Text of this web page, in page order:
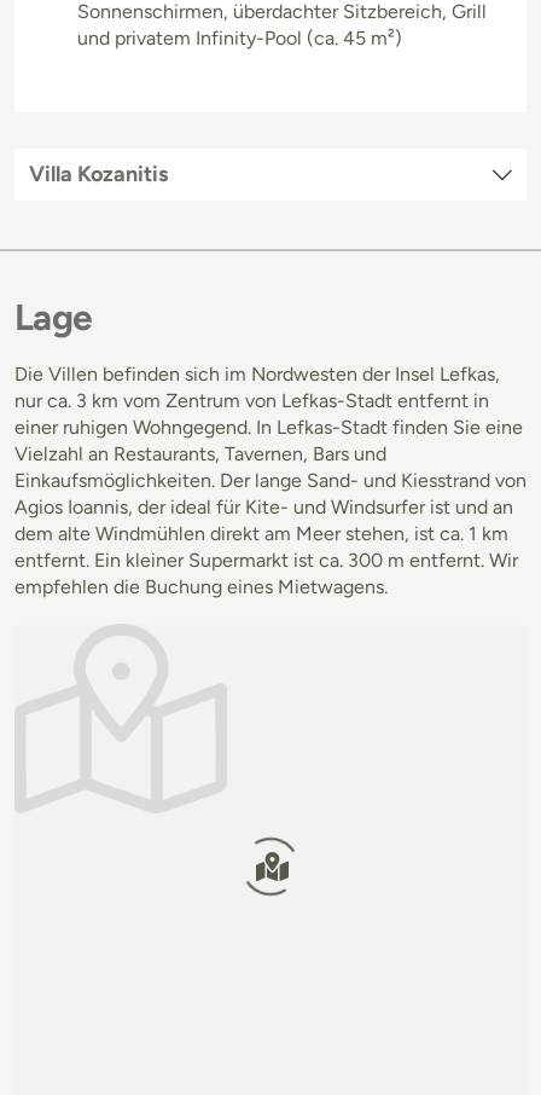
Sonnenschirmen, überdachter Sitzbereich, Grill
und privatem Infinity-Pool (ca. 45 m²)
Villa Kozanitis
Lage
Die Villen befinden sich im Nordwesten der Insel Lefkas,
nur ca. 3 km vom Zentrum von Lefkas-Stadt entfernt in
einer ruhigen Wohngegend. In Lefkas-Stadt finden Sie eine
Vielzahl an Restaurants, Tavernen, Bars und
Einkaufsmöglichkeiten. Der lange Sand- und Kiesstrand von
Agios Ioannis, der ideal für Kite- und Windsurfer ist und an
dem alte Windmühlen direkt am Meer stehen, ist ca. 1 km
entfernt. Ein kleiner Supermarkt ist ca. 300 m entfernt. Wir
empfehlen die Buchung eines Mietwagens.